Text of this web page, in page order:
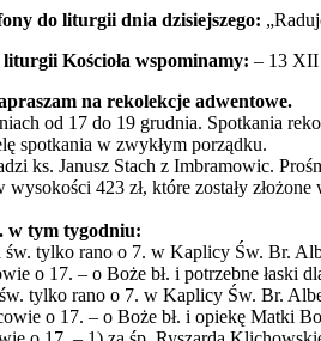
do liturgii dnia dzisiejszego:
Kościoła wspominamy: – 13 XII
na rekolekcje adwentowe.
od 17 do 19 grudnia. Spotkania
spotkania w zwykłym porządku.
ks. Janusz Stach z Imbramowic.
423 zł, które zostały
w tym tygodniu:
tylko rano o 7. w Kaplicy Św. Br.
o 17. – o Boże bł. i potrzebne łaski
tylko rano o 7. w Kaplicy Św. Br.
o 17. – o Boże bł. i opiekę Matki